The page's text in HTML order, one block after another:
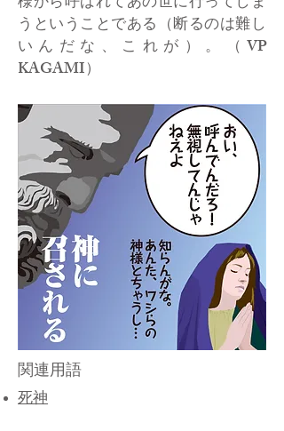
うということである（断るのは難し
いんだな、これが）。（VP
KAGAMI）
関連用語
​死神